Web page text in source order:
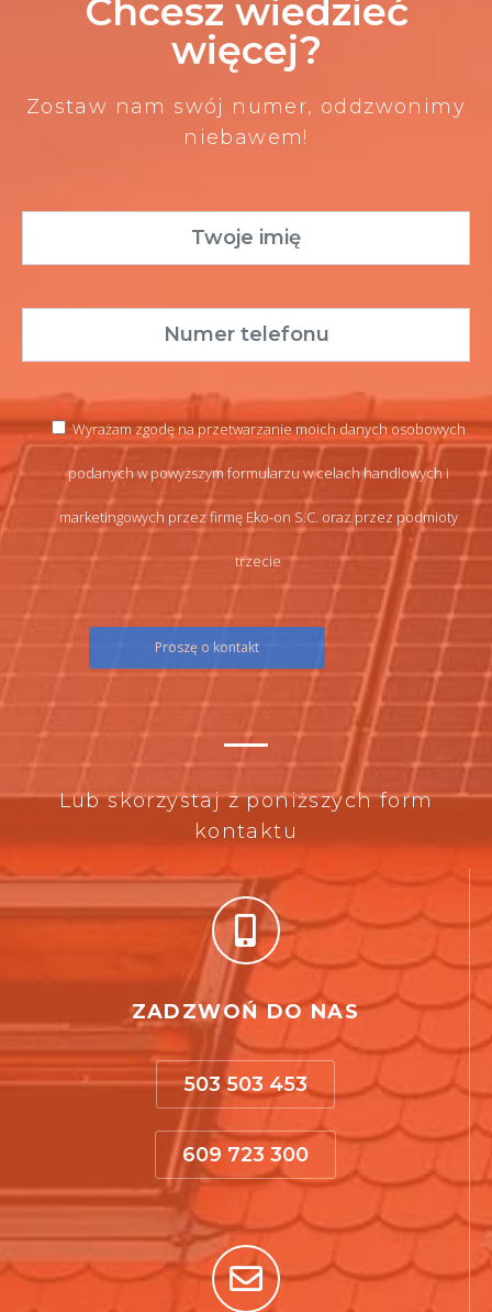
Chcesz wiedzieć
więcej?
Zostaw nam swój numer, oddzwonimy
niebawem!
Wyrażam zgodę na przetwarzanie moich danych osobowych
podanych w powyższym formularzu w celach handlowych i
marketingowych przez firmę Eko-on S.C. oraz przez podmioty
trzecie
Lub skorzystaj z poniższych form
kontaktu
ZADZWOŃ DO NAS
503 503 453
609 723 300